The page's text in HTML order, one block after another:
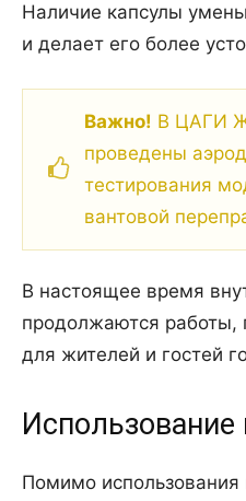
Наличие капсулы
и делает его более
Важно! В ЦАГИ
проведены
тестирования
вантовой
В настоящее время
продолжаются работы,
для жителей и гостей
Использование
Помимо использования